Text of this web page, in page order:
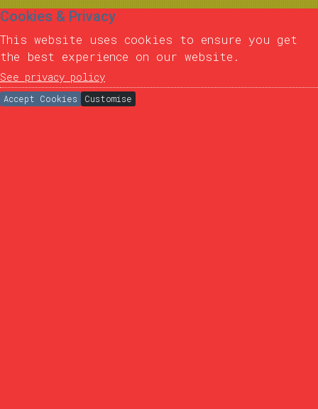
Cookies & Privacy
This website uses cookies to ensure you get
the best experience on our website.
See privacy policy
Accept Cookies Customise